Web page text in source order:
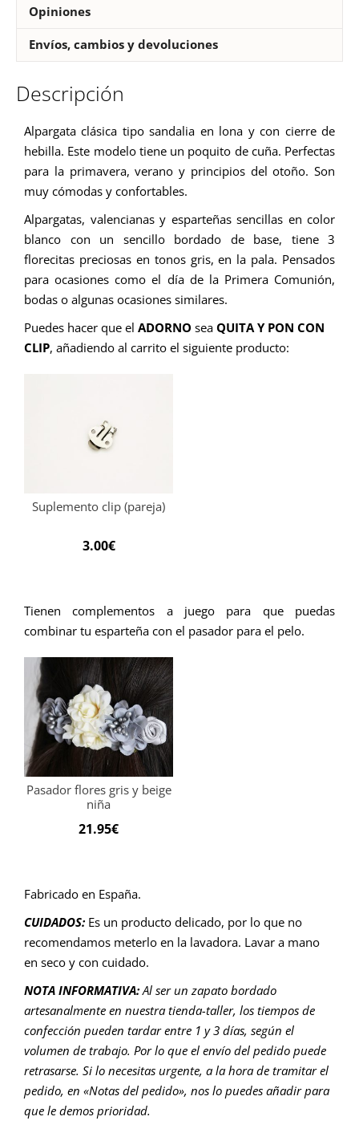
Opiniones
Envíos, cambios y devoluciones
Descripción
Alpargata clásica tipo sandalia en lona y con cierre de
hebilla. Este modelo tiene un poquito de cuña. Perfectas
para la primavera, verano y principios del otoño. Son
muy cómodas y confortables.
Alpargatas, valencianas y esparteñas sencillas en color
blanco con un sencillo bordado de base, tiene 3
florecitas preciosas en tonos gris, en la pala. Pensados
para ocasiones como el día de la Primera Comunión,
bodas o algunas ocasiones similares.
Puedes hacer que el ADORNO sea QUITA Y PON CON
CLIP, añadiendo al carrito el siguiente producto:
Suplemento clip (pareja)
3.00€
Tienen complementos a juego para que puedas
combinar tu esparteña con el pasador para el pelo.
Pasador flores gris y beige
niña
21.95€
Fabricado en España.
CUIDADOS: Es un producto delicado, por lo que no
recomendamos meterlo en la lavadora. Lavar a mano
en seco y con cuidado.
NOTA INFORMATIVA:Al ser un zapato bordado
artesanalmente en nuestra tienda-taller, los tiempos de
confección pueden tardar entre 1 y 3 días, según el
volumen de trabajo. Por lo que el envío del pedido puede
retrasarse. Si lo necesitas urgente, a la hora de tramitar el
pedido, en «Notas del pedido», nos lo puedes añadir para
que le demos prioridad.